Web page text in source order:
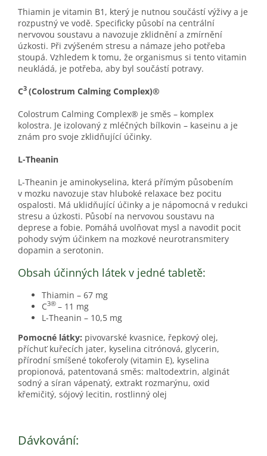
Thiamin je vitamin B1, který je nutnou součástí výživy a je
rozpustný ve vodě. Specificky působí na centrální
nervovou soustavu a navozuje zklidnění a zmírnění
úzkosti. Při zvýšeném stresu a námaze jeho potřeba
stoupá. Vzhledem k tomu, že organismus si tento vitamin
neukládá, je potřeba, aby byl součástí potravy.
C3 (Colostrum Calming Complex)®
Colostrum Calming Complex® je směs – komplex
kolostra. Je izolovaný z mléčných bílkovin – kaseinu a je
znám pro svoje zklidňující účinky.
L-Theanin
L-Theanin je aminokyselina, která přímým působením
v mozku navozuje stav hluboké relaxace bez pocitu
ospalosti. Má uklidňující účinky a je nápomocná v redukci
stresu a úzkosti. Působí na nervovou soustavu na
deprese a fobie. Pomáhá uvolňovat mysl a navodit pocit
pohody svým účinkem na mozkové neurotransmitery
dopamin a serotonin.
Obsah účinných látek v jedné tabletě:
Thiamin – 67 mg
C3® – 11 mg
L-Theanin – 10,5 mg
Pomocné látky: pivovarské kvasnice, řepkový olej,
příchuť kuřecích jater, kyselina citrónová, glycerin,
přírodní smíšené tokoferoly (vitamin E), kyselina
propionová, patentovaná směs: maltodextrin, alginát
sodný a síran vápenatý, extrakt rozmarýnu, oxid
křemičitý, sójový lecitin, rostlinný olej
Dávkování: